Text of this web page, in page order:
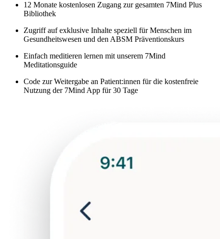
12 Monate kostenlosen Zugang zur gesamten 7Mind Plus
Bibliothek
Zugriff auf exklusive Inhalte speziell für Menschen im
Gesundheitswesen und den ABSM Präventionskurs
Einfach meditieren lernen mit unserem 7Mind
Meditationsguide
Code zur Weitergabe an Patient:innen für die kostenfreie
Nutzung der 7Mind App für 30 Tage